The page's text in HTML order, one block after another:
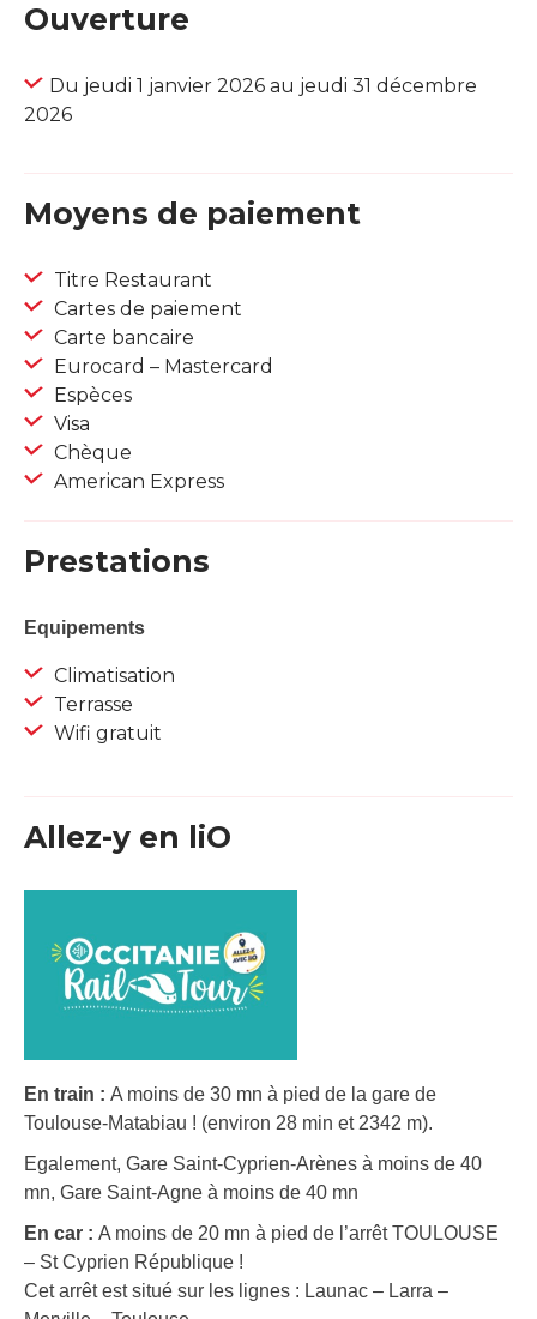
Ouverture
Du jeudi 1 janvier 2026 au jeudi 31 décembre
2026
Moyens de paiement
Titre Restaurant
Cartes de paiement
Carte bancaire
Eurocard – Mastercard
Espèces
Visa
Chèque
American Express
Prestations
Equipements
Climatisation
Terrasse
Wifi gratuit
Allez-y en liO
En train : A moins de 30 mn à pied de la gare de
Toulouse-Matabiau ! (environ 28 min et 2342 m).
Egalement, Gare Saint-Cyprien-Arènes à moins de 40
mn, Gare Saint-Agne à moins de 40 mn
En car : A moins de 20 mn à pied de l’arrêt TOULOUSE
– St Cyprien République !
Cet arrêt est situé sur les lignes : Launac – Larra –